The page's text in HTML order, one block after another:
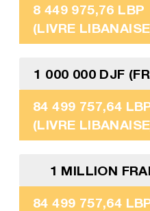
8 449 975,76 LBP
(LIVRE
1 000 000 DJF
84 499 757,64
(LIVRE
1 MILLION
84 499 757,64